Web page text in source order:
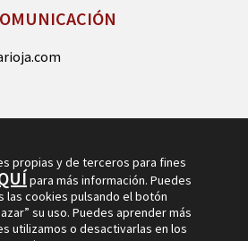
propias y de terceros para fines
para más información. Puedes
las cookies pulsando el botón
su uso. Puedes aprender más
utilizamos o desactivarlas en los